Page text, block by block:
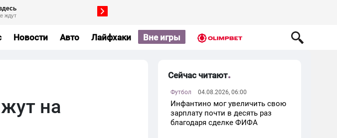
Новости Авто Лайфхаки Вне игры
на
Сейчас читают
Футбол 04.08.2026, 06:00
Инфантино мог увеличить свою
зарплату почти в десять раз
благодаря сделке ФИФА